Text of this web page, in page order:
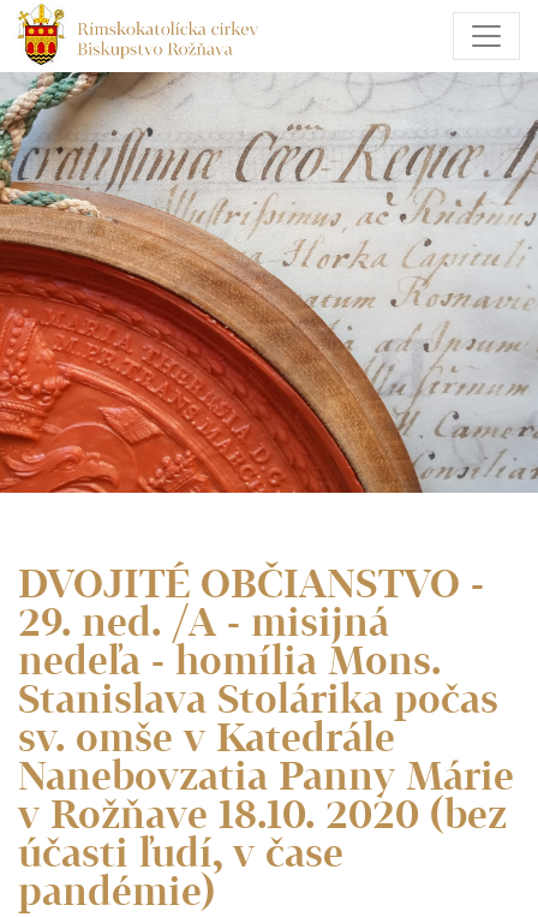
DVOJITÉ OBČIANSTVO -
29. ned. /A - misijná
nedeľa - homília Mons.
Stanislava Stolárika počas
sv. omše v Katedrále
Nanebovzatia Panny Márie
v Rožňave 18.10. 2020 (bez
účasti ľudí, v čase
pandémie)